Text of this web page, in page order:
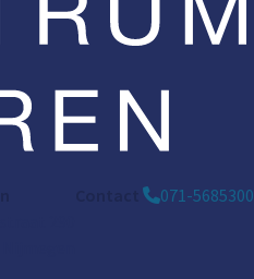
071-5685300